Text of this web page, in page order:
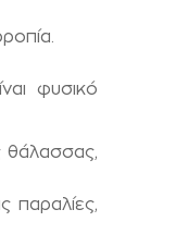
φυσικό
θάλασσας,
παραλίες,